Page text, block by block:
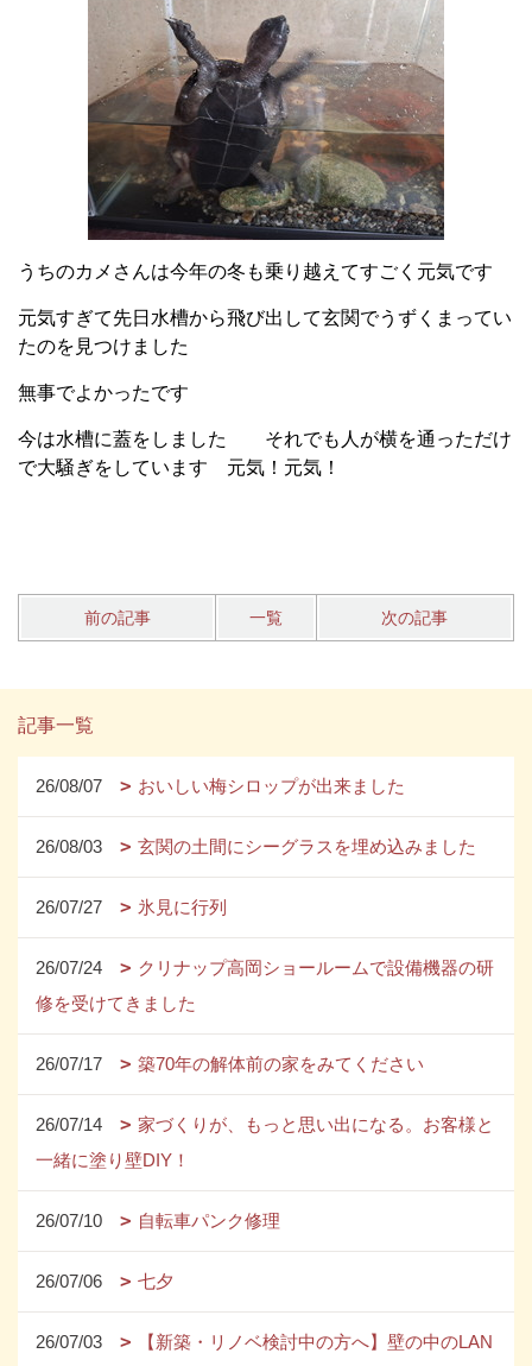
うちのカメさんは今年の冬も乗り越えてすごく元気です
元気すぎて先日水槽から飛び出して玄関でうずくまってい
たのを見つけました
無事でよかったです
今は水槽に蓋をしました それでも人が横を通っただけ
で大騒ぎをしています 元気！元気！
前の記事 一覧 次の記事
記事一覧
26/08/07 おいしい梅シロップが出来ました
26/08/03 玄関の土間にシーグラスを埋め込みました
26/07/27 氷見に行列
26/07/24
クリナップ高岡ショールームで設備機器の研
修を受けてきました
26/07/17 築70年の解体前の家をみてください
26/07/14
家づくりが、もっと思い出になる。お客様と
一緒に塗り壁DIY！
26/07/10 自転車パンク修理
26/07/06 七夕
26/07/03
【新築・リノベ検討中の方へ】壁の中のLAN